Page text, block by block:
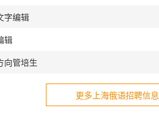
字编辑
辑
向管培生
更多上海俄语招聘信息